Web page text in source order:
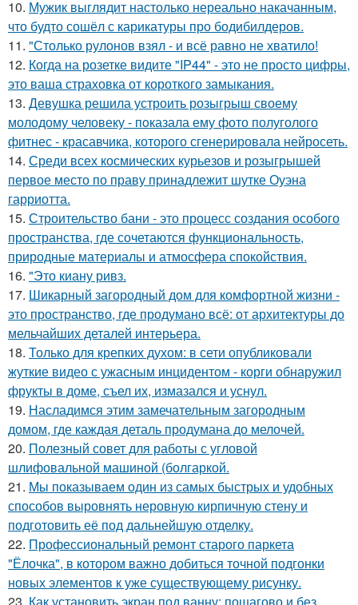
10. Мужик выглядит настолько нереально накачанным,
что будто сошёл с карикатуры про бодибилдеров.
11. "Столько рулонов взял - и всё равно не хватило!
12. Когда на розетке видите "IP44" - это не просто цифры,
это ваша страховка от короткого замыкания.
13. Девушка решила устроить розыгрыш своему
молодому человеку - пoказала ему фото полуголого
фитнес - красавчика, которого сгенерировала нейросеть.
14. Среди всех космических курьезов и розыгрышей
первое место по праву принадлежит шутке Оуэна
гарриотта.
15. Строительство бани - это процесс создания особого
пространства, где сочетаются функциональность,
природные материалы и атмосфера спокойствия.
16. "Это киану ривз.
17. Шикарный загородный дом для комфортной жизни -
это пространство, где продумано всё: от архитектуры до
мельчайших деталей интерьера.
18. Только для крепких духом: в сети опубликовали
жуткие видео с ужасным инцидентом - корги обнаружил
фрукты в доме, съел их, измазался и уснул.
19. Насладимся этим замечательным загородным
домом, где каждая деталь продумана до мелочей.
20. Полезный совет для работы с угловой
шлифовальной машиной (болгаркой.
21. Мы показываем один из самых быстрых и удобных
способов выровнять неровную кирпичную стену и
подготовить её под дальнейшую отделку.
22. Профессиональный ремонт старого паркета
"Ёлочка", в котором важно добиться точной подгонки
новых элементов к уже существующему рисунку.